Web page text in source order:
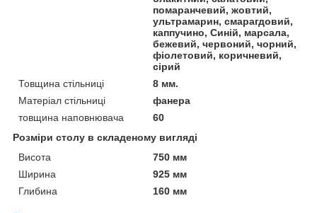
помаранчевий, жовтий,
ультрамарин, смарагдовий,
каппучино, Синій, марсала,
бежевий, червоний, чорний,
фіолетовий, коричневий,
сірий
Товщина стільниці
8 мм.
Матеріал стільниці
фанера
товщина наповнювача
60
Розміри столу в складеному вигляді
Висота
750 мм
Ширина
925 мм
Глибина
160 мм